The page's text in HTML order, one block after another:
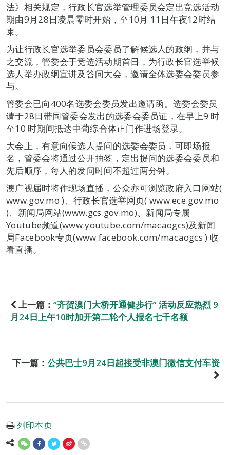
法》相关规定，行政长官选举管理委员会定出竞选活动
期由9月28日凌晨零时开始，至10月 11日午夜12时结
束。
为让行政长官选举委员会委员了解候选人的政纲，并与
之交流，管委会于竞选活动期首日，为行政长官选举候
选人举办政纲宣讲及答问大会，邀请全体选委会委员参
与。
管委会已向400名选委会委员发出邀请函。选委会委员
请于28日带同管委会发出的选委会委员证，在早上9 时
至10 时期间抵达中葡综合体正门作进场登录。
大会上，有意向候选人提问的选委会委员，可即场报
名，管委会将通过公开抽签，定出提问的选委会委员和
先后顺序，每人的发问时间不超过两分钟。
澳广视届时将作现场直播，公众亦可浏览政府入口网站(
www.gov.mo )、行政长官选举网页( www.ece.gov.mo
)、新闻局网站(www.gcs.gov.mo)、新闻局专属
Youtube频道(www.youtube.com/macaogcs)及新闻
局Facebook专页(www.facebook.com/macaogcs ) 收
看直播。
上一篇： “齐贺澳门大桥开通健步行” 活动反应热烈 9
月24日上午10时加开第二轮个人报名七千名额
下一篇： 公共巴士9月24日起接受非澳门微信支付车资
列印本页